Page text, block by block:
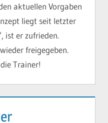
aktuellen Vorgaben
liegt seit letzter
ist er zufrieden.
freigegeben.
Trainer!